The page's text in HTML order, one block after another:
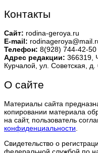
Контакты
Сайт: rodina-geroya.ru
E-mail:
Телефон: 8(928) 744-42-50
Адрес редакции: 366319,
Курчалой, ул. Советская, д.
О сайте
Материалы сайта
копировании материала
на сайт, пользователь
конфиденциальности